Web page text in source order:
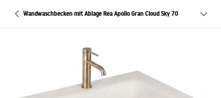
Wandwaschbecken mit Ablage Rea Apollo Gran Cloud Sky 70